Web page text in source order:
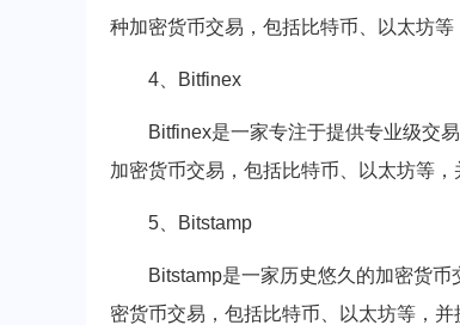
种加密货币交易，包括比特币、以太坊
4、Bitfinex
Bitfinex是一家专注于提供专业级交
加密货币交易，包括比特币、以太坊等，
5、Bitstamp
Bitstamp是一家历史悠久的加密货
密货币交易，包括比特币、以太坊等，